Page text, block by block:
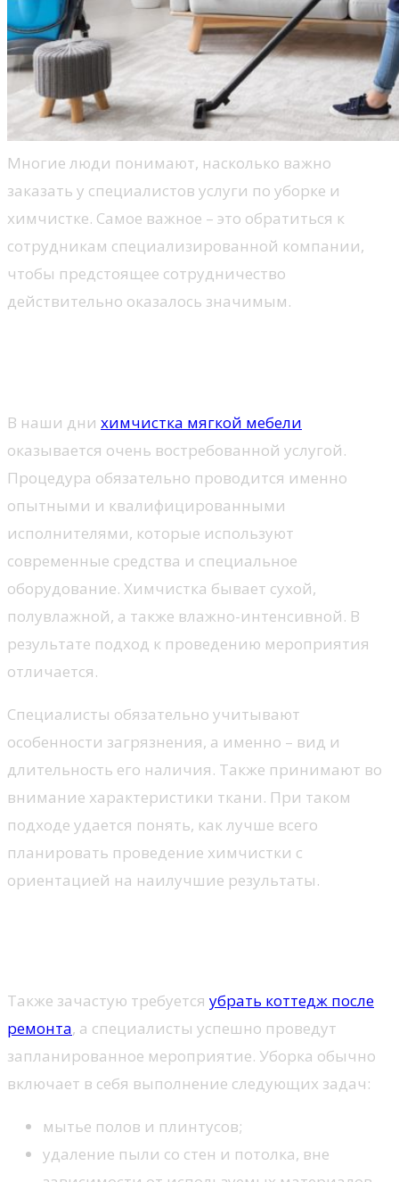
Многие люди понимают, насколько важно
заказать у специалистов услуги по уборке и
химчистке. Самое важное – это обратиться к
сотрудникам специализированной компании,
чтобы предстоящее сотрудничество
действительно оказалось значимым.
В наши дни химчистка мягкой мебели
оказывается очень востребованной услугой.
Процедура обязательно проводится именно
опытными и квалифицированными
исполнителями, которые используют
современные средства и специальное
оборудование. Химчистка бывает сухой,
полувлажной, а также влажно-интенсивной. В
результате подход к проведению мероприятия
отличается.
Специалисты обязательно учитывают
особенности загрязнения, а именно – вид и
длительность его наличия. Также принимают во
внимание характеристики ткани. При таком
подходе удается понять, как лучше всего
планировать проведение химчистки с
ориентацией на наилучшие результаты.
Также зачастую требуется убрать коттедж после
ремонта, а специалисты успешно проведут
запланированное мероприятие. Уборка обычно
включает в себя выполнение следующих задач:
мытье полов и плинтусов;
удаление пыли со стен и потолка, вне